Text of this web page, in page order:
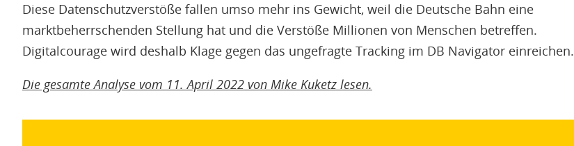
Diese Datenschutzverstöße fallen umso mehr ins Gewicht, weil die Deutsche Bahn eine
marktbeherrschenden Stellung hat und die Verstöße Millionen von Menschen betreffen.
Digitalcourage wird deshalb Klage gegen das ungefragte Tracking im DB Navigator einreichen.
Die gesamte Analyse vom 11. April 2022 von Mike Kuketz lesen.